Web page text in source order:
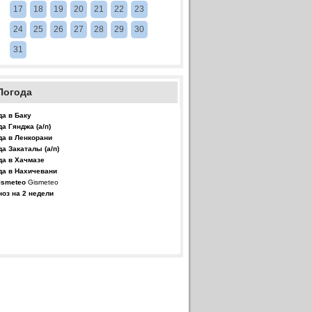
17 18 19 20 21 22 23
24 25 26 27 28 29 30
31
в Баку
Гянджа (а/п)
в Ленкорани
Закаталы (а/п)
в Хачмазе
в Нахичевани
Gismeteo
на 2 недели